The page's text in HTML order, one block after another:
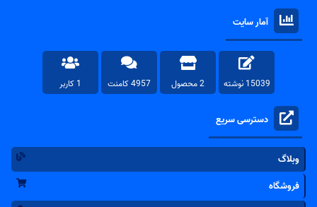
آمار سایت
15039 نوشته 2 محصول 4957 کامنت 1 کاربر
دسترسی سریع
وبلاگ
فروشگاه